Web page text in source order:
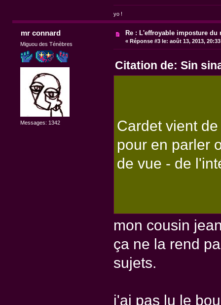
yo !
mr connard
Miguou des Ténèbres
Messages: 1342
Re : L'effroyable imposture du
« Réponse #3 le: août 13, 2013,
Citation de: Sin
Cardet vient
pour en parler
de vue - de
mon cousin
ça ne la rend
sujets.
j'ai pas lu le